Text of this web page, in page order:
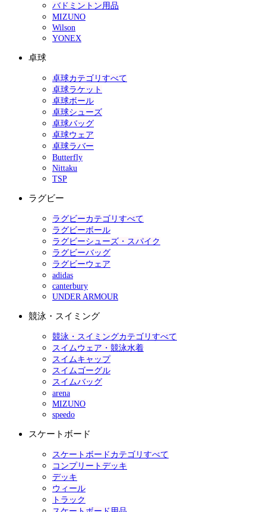
バドミントン用品
MIZUNO
Wilson
YONEX
卓球
卓球カテゴリすべて
卓球ラケット
卓球ボール
卓球シューズ
卓球バッグ
卓球ウェア
卓球ラバー
Butterfly
Nittaku
TSP
ラグビー
ラグビーカテゴリすべて
ラグビーボール
ラグビーシューズ・スパイク
ラグビーバッグ
ラグビーウェア
adidas
canterbury
UNDER ARMOUR
競泳・スイミング
競泳・スイミングカテゴリすべて
スイムウェア・競泳水着
スイムキャップ
スイムゴーグル
スイムバッグ
arena
MIZUNO
speedo
スケートボード
スケートボードカテゴリすべて
コンプリートデッキ
デッキ
ウィール
トラック